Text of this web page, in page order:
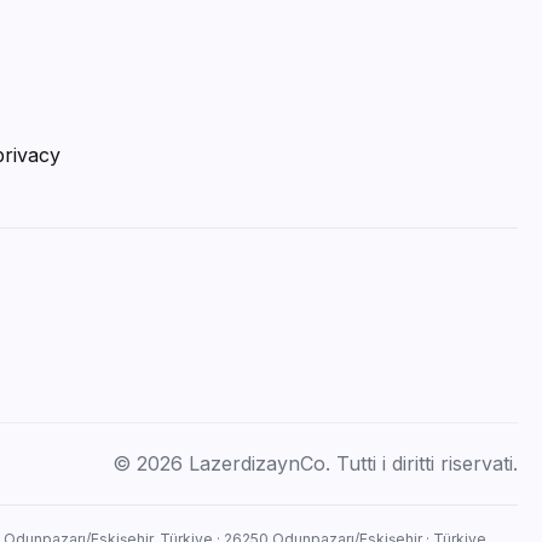
© 2026 LazerdizaynCo. Tutti i diritti riservati.